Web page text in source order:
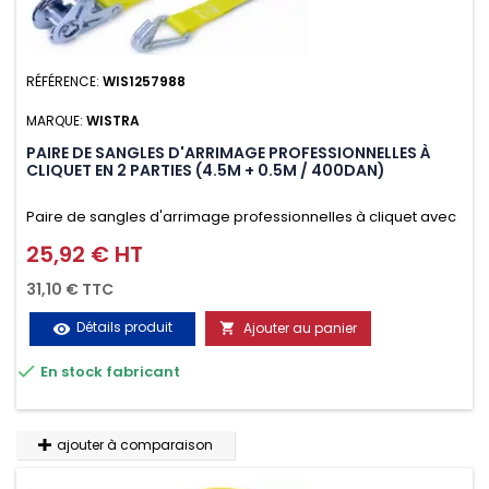
RÉFÉRENCE: WIS1257988
MARQUE: WISTRA
PAIRE DE SANGLES D'ARRIMAGE PROFESSIONNELLES À
CLIQUET EN 2 PARTIES (4.5M + 0.5M / 400DAN)
Paire de sangles d'arrimage professionnelles à cliquet avec
crochet en 2 parties (4.5M + 0.5M / 400daN), simple et rapide
d'utilisation. Permet d'arrimer et de sécuriser
vos chargements pendant le transport. Matière polyester
très résistante aux UV et aux variations de températures,
n'absorbe pas l'eau.
Prix
25,92 € HT
31,10 € TTC
visibility Détails produit  Ajouter au panier
 En stock fabricant
ajouter à comparaison